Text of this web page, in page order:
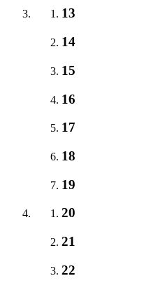
13
14
15
16
17
18
19
20
21
22